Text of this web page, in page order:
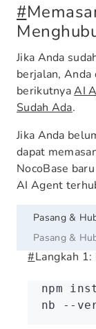
#
Jika Anda
berjalan, Anda
berikutnyaAI
Sudah Ada.
Jika Anda
dapat
NocoBase
AI Agent
Pasang &
Pasang &
#Langkah 1:
npm
nb --